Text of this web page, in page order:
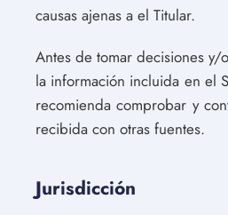
causas ajenas a el Titular.
Antes de tomar decisiones y/
la información incluida en el
recomienda comprobar y
recibida con otras fuentes.
Jurisdicción